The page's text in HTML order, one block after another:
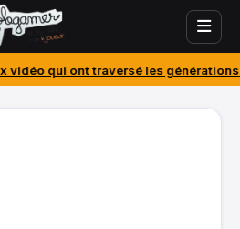
traversé les générations J’ai acheté